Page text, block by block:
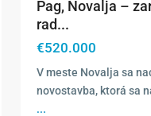
Pag, Novalja –
rad...
€520.000
V meste Novalja sa
novostavba, ktorá sa
...